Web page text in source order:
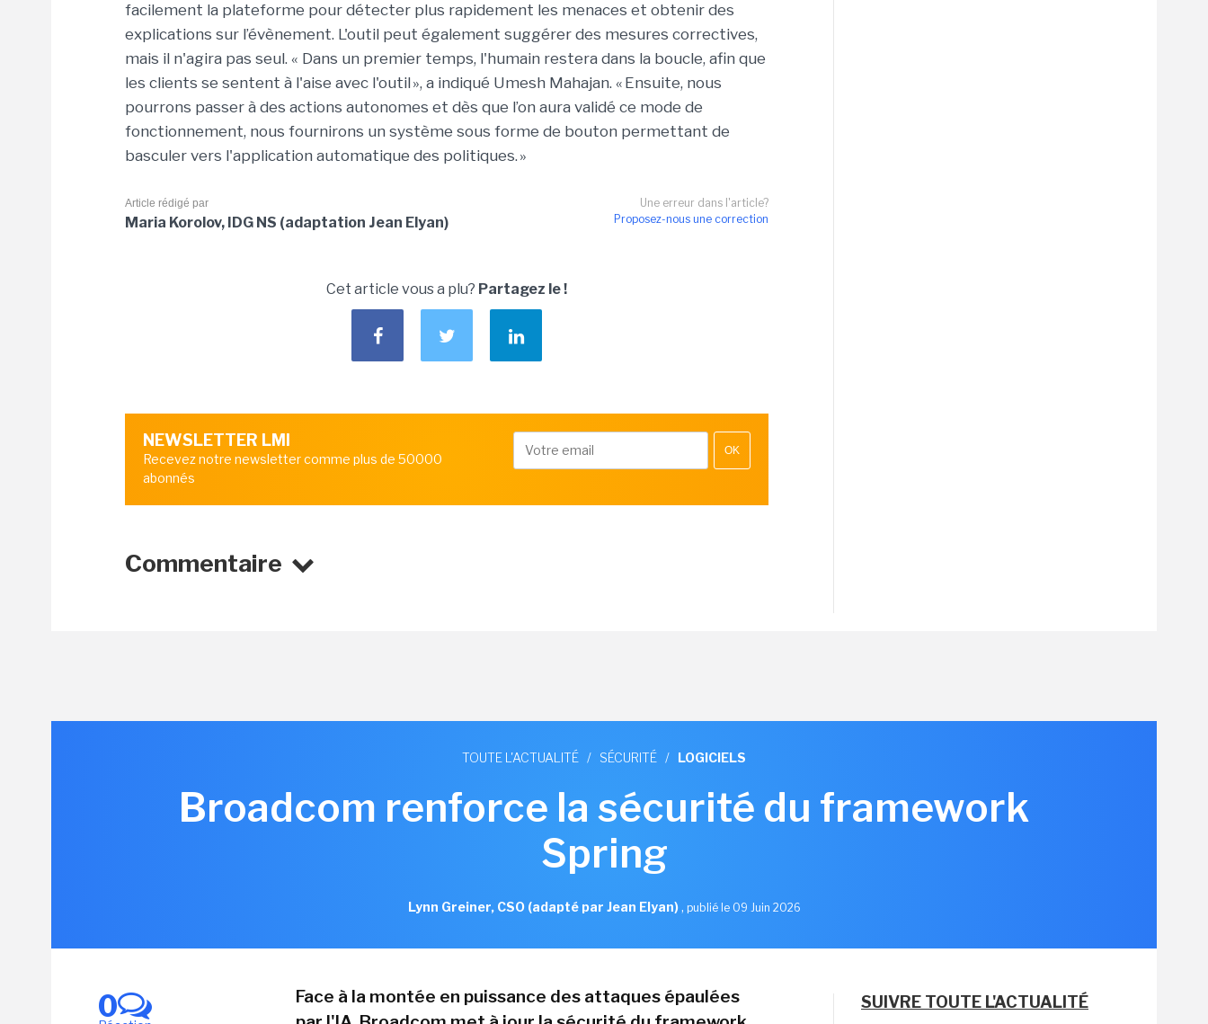
facilement la plateforme pour détecter plus rapidement les menaces et obtenir des
explications sur l’évènement. L'outil peut également suggérer des mesures correctives,
mais il n'agira pas seul. « Dans un premier temps, l'humain restera dans la boucle, afin que
les clients se sentent à l'aise avec l'outil », a indiqué Umesh Mahajan. « Ensuite, nous
pourrons passer à des actions autonomes et dès que l’on aura validé ce mode de
fonctionnement, nous fournirons un système sous forme de bouton permettant de
basculer vers l'application automatique des politiques. »
Une erreur dans l'article?
Proposez-nous une correction
Article rédigé par
Maria Korolov, IDG NS (adaptation Jean Elyan)
Cet article vous a plu? Partagez le !
NEWSLETTER LMI
Recevez notre newsletter comme plus de 50000
abonnés
OK
Commentaire
TOUTE L'ACTUALITÉ / SÉCURITÉ / LOGICIELS
Broadcom renforce la sécurité du framework
Spring
Lynn Greiner, CSO (adapté par Jean Elyan), publié le 09 Juin 2026
0
Face à la montée en puissance des attaques épaulées
SUIVRE TOUTE L'ACTUALITÉ